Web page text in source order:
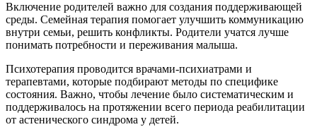
Включение родителей важно для создания поддерживающей
среды. Семейная терапия помогает улучшить коммуникацию
внутри семьи, решить конфликты. Родители учатся лучше
понимать потребности и переживания малыша.
Психотерапия проводится врачами-психиатрами и
терапевтами, которые подбирают методы по специфике
состояния. Важно, чтобы лечение было систематическим и
поддерживалось на протяжении всего периода реабилитации
от астенического синдрома у детей.